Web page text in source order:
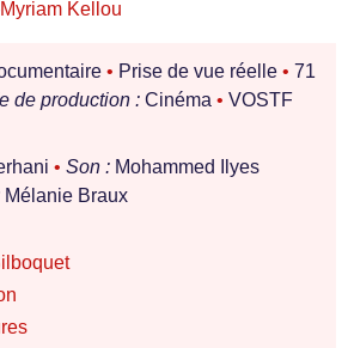
Kellou
• Prise de vue réelle • 71
de production : Cinéma • VOSTF
• Son : Mohammed Ilyes
Mélanie Braux